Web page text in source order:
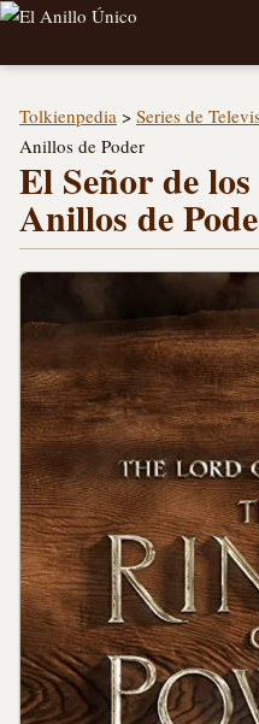
Noticias sobre Tolkien: El Señor de los
Tolkienpedia > Series de
Anillos de Poder
El Señor de
Anillos de